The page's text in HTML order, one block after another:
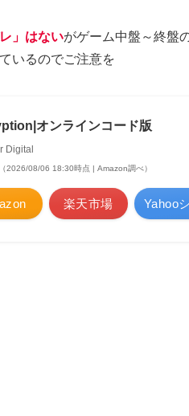
」はないがゲーム中盤～終盤
いるのでご注意を
オンラインコード版
Digital
（2026/08/06 18:30時点 | Amazon調べ）
楽天市場 Yahoo